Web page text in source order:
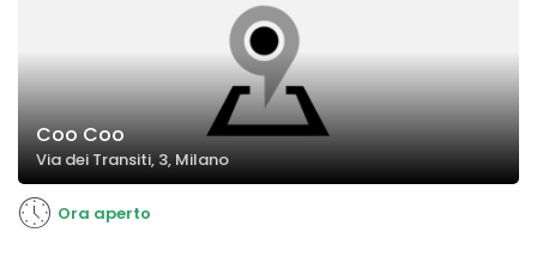
Coo Coo
Via dei Transiti, 3, Milano
Ora aperto